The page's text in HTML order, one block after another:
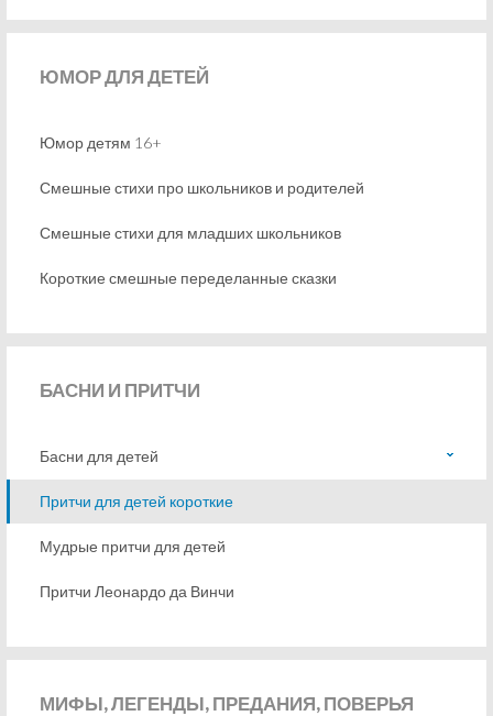
ЮМОРДЛЯ ДЕТЕЙ
Юмор детям 16+
Смешные стихи про школьников и родителей
Смешные стихи для младших школьников
Короткие смешные переделанные сказки
БАСНИ И ПРИТЧИ
Басни для детей
Притчи для детей короткие
Мудрые притчи для детей
Притчи Леонардо да Винчи
МИФЫ,ЛЕГЕНДЫ, ПРЕДАНИЯ, ПОВЕРЬЯ